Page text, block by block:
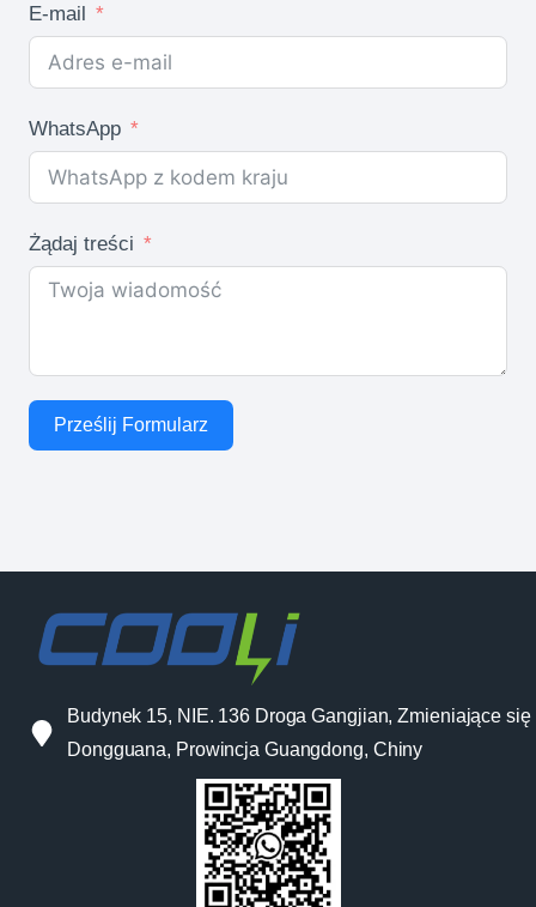
E-mail
WhatsApp
Żądaj treści
Prześlij Formularz
Budynek 15, NIE. 136 Droga Gangjian, Zmieniające się
Dongguana, Prowincja Guangdong, Chiny